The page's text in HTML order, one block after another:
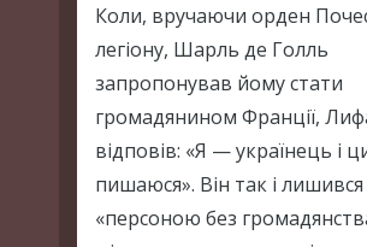
Коли, вручаючи орден
легіону, Шарль де Голль
запропонував йому стати
громадянином Франції,
відповів: «Я — українець і
пишаюся». Він так і лишився
«персоною без